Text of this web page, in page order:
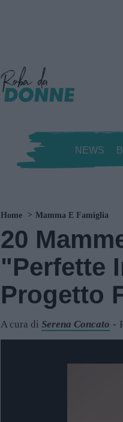
NEWS
Home Mamma E Famiglia
20
"Perfette
Progetto
A cura di Serena Concato